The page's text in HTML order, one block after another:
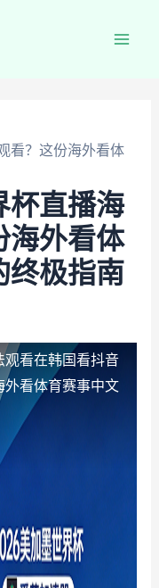
看？这份海外看体
杯直播海
海外看体
终极指南
观看在韩国看抖音
看体育赛事中文